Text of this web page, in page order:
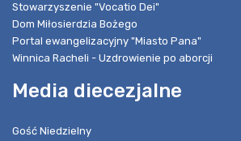
Stowarzyszenie "Vocatio Dei"
Dom Miłosierdzia Bożego
Portal ewangelizacyjny "Miasto Pana"
Winnica Racheli - Uzdrowienie po aborcji
Media diecezjalne
Gość Niedzielny